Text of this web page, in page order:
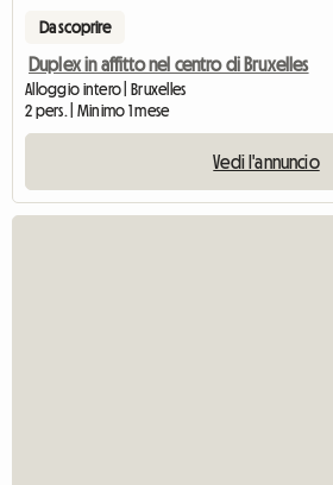
Da scoprire
Duplex in affitto nel centro di Bruxelles
Alloggio intero | Bruxelles
2 pers. | Minimo 1 mese
Vedi l'annuncio